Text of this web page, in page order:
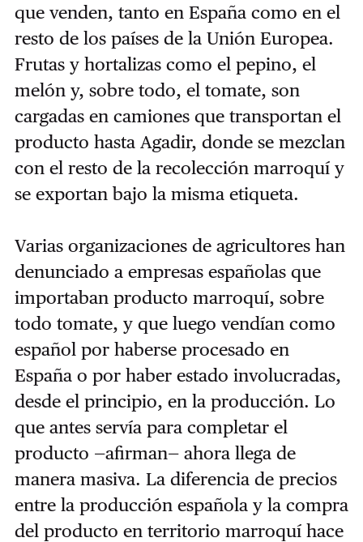
que venden, tanto en España como en el
resto de los países de la Unión Europea.
Frutas y hortalizas como el pepino, el
melón y, sobre todo, el tomate, son
cargadas en camiones que transportan el
producto hasta Agadir, donde se mezclan
con el resto de la recolección marroquí y
se exportan bajo la misma etiqueta.
Varias organizaciones de agricultores han
denunciado a empresas españolas que
importaban producto marroquí, sobre
todo tomate, y que luego vendían como
español por haberse procesado en
España o por haber estado involucradas,
desde el principio, en la producción. Lo
que antes servía para completar el
producto —afirman— ahora llega de
manera masiva. La diferencia de precios
entre la producción española y la compra
del producto en territorio marroquí hace